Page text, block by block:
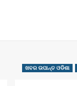
ଖବର ଉପାନ୍ତ ଓଡିଶା